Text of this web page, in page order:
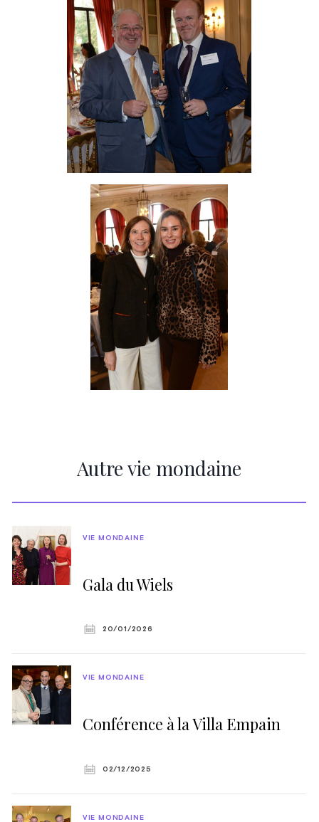
Autre vie mondaine
Gala du Wiels
VIE MONDAINE
20/01/2026
Conférence à la Villa Empain
VIE MONDAINE
02/12/2025
VIE MONDAINE